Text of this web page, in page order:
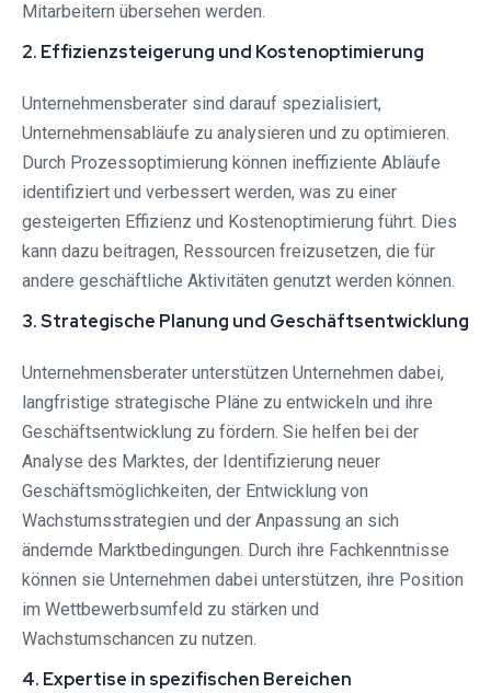
Mitarbeitern übersehen werden.
2. Effizienzsteigerung und Kostenoptimierung
Unternehmensberater sind darauf spezialisiert,
Unternehmensabläufe zu analysieren und zu optimieren.
Durch Prozessoptimierung können ineffiziente Abläufe
identifiziert und verbessert werden, was zu einer
gesteigerten Effizienz und Kostenoptimierung führt. Dies
kann dazu beitragen, Ressourcen freizusetzen, die für
andere geschäftliche Aktivitäten genutzt werden können.
3. Strategische Planung und Geschäftsentwicklung
Unternehmensberater unterstützen Unternehmen dabei,
langfristige strategische Pläne zu entwickeln und ihre
Geschäftsentwicklung zu fördern. Sie helfen bei der
Analyse des Marktes, der Identifizierung neuer
Geschäftsmöglichkeiten, der Entwicklung von
Wachstumsstrategien und der Anpassung an sich
ändernde Marktbedingungen. Durch ihre Fachkenntnisse
können sie Unternehmen dabei unterstützen, ihre Position
im Wettbewerbsumfeld zu stärken und
Wachstumschancen zu nutzen.
4. Expertise in spezifischen Bereichen